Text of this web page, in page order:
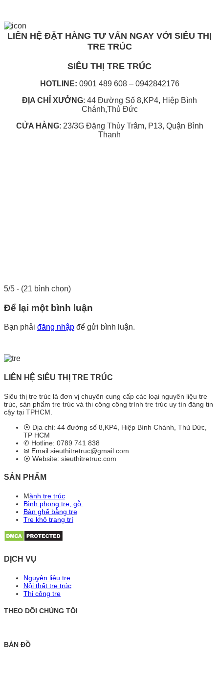
LIÊN HỆ ĐẶT HÀNG TƯ VẤN NGAY VỚI SIÊU THỊ
TRE TRÚC
SIÊU THỊ TRE TRÚC
HOTLINE: 0901 489 608 – 0942842176
ĐỊA CHỈ XƯỞNG: 44 Đường Số 8,KP4, Hiệp Bình
Chánh,Thủ Đức
CỬA HÀNG: 23/3G Đặng Thùy Trâm, P13, Quận Bình
Thạnh
5/5 - (21 bình chọn)
Để lại một bình luận
Bạn phải đăng nhập để gửi bình luận.
LIÊN HỆ SIÊU THỊ TRE TRÚC
Siêu thị tre trúc là đơn vị chuyên cung cấp các loại nguyên liệu tre
trúc, sản phẩm tre trúc và thi công công trình tre trúc uy tín đáng tin
cậy tại TPHCM.
⦿ Địa chỉ: 44 đường số 8,KP4, Hiệp Bình Chánh, Thủ Đức,
TP HCM
✆ Hotline: 0789 741 838
✉ Email:sieuthitretruc@gmail.com
⦿ Website: sieuthitretruc.com
SẢN PHẨM
Mành tre trúc
Bình phong tre, gỗ
Bàn ghế bằng tre
Tre khô trang trí
DỊCH VỤ
Nguyên liệu tre
Nội thất tre trúc
Thi công tre
THEO DÕI CHÚNG TÔI
BẢN ĐỒ